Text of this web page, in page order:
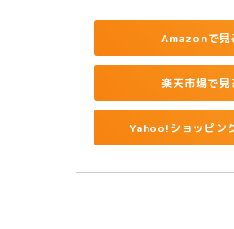
Amazonで見
楽天市場で見
Yahoo!ショッピン